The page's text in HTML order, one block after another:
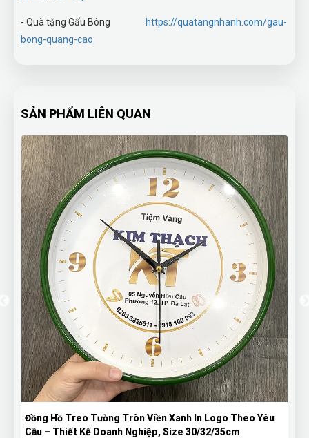
- Quà tặng Gấu Bông
https://quatangnhanh.com/gau-
bong-quang-cao
SẢN PHẨM LIÊN QUAN
Đồng Hồ Treo Tường Tròn Viền Xanh In Logo Theo Yêu
Cầu – Thiết Kế Doanh Nghiệp, Size 30/32/35cm